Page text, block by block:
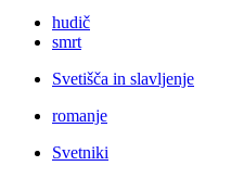
hudič
smrt
Svetišča in slavljenje
romanje
Svetniki